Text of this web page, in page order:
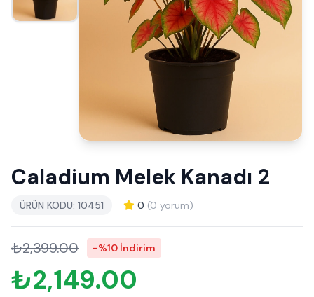
Caladium Melek Kanadı 2
ÜRÜN KODU: 10451 0 (0 yorum)
₺2,399.00 -%10 İndirim
₺2,149.00